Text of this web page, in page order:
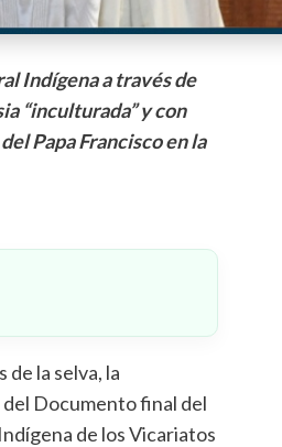
Indígena a través de
“inculturada” y con
Papa Francisco en la
la selva, la
Documento final del
de los Vicariatos